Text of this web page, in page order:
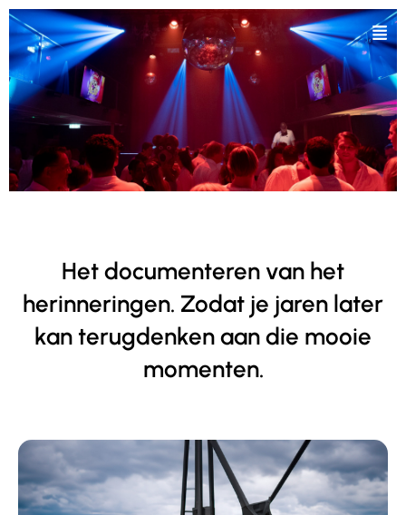
Het documenteren van het
herinneringen. Zodat je jaren later
kan terugdenken aan die mooie
momenten.